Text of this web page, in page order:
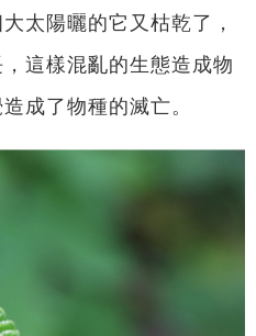
太陽曬的它又枯乾了，
這樣混亂的生態造成物
成了物種的滅亡。